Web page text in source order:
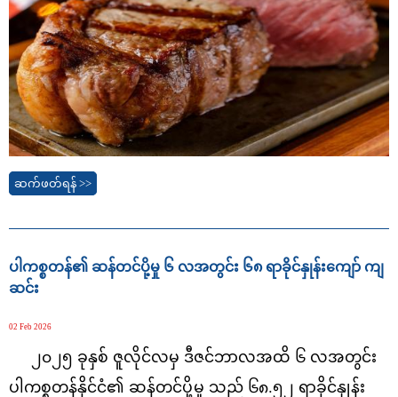
ဆက်ဖတ်ရန် >>
ပါကစ္စတန်၏ ဆန်တင်ပို့မှု ၆ လအတွင်း ၆၈ ရာခိုင်နှုန်းကျော် ကျ
ဆင်း
02 Feb 2026
၂၀၂၅ ခုနှစ် ဇူလိုင်လမှ ဒီဇင်ဘာလအထိ ၆ လအတွင်း
ပါကစ္စတန်နိုင်ငံ၏ ဆန်တင်ပို့မှု သည် ၆၈.၅၂ ရာခိုင်နှုန်း